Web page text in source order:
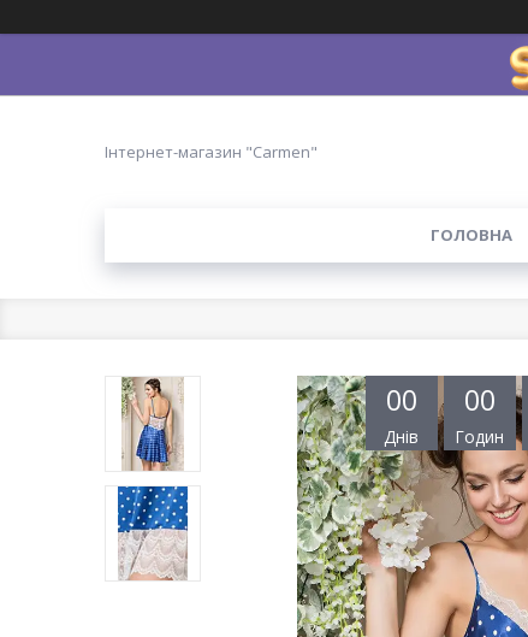
Інтернет-магазин "Carmen"
ГОЛОВНА
00
Днів
00
Годин